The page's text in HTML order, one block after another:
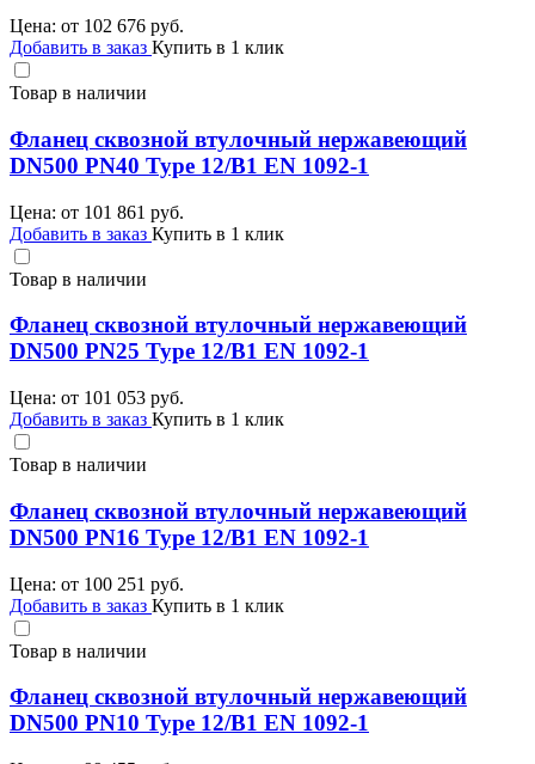
Цена: от 102 676 руб.
Добавить в заказ Купить в 1 клик
Товар в наличии
Фланец сквозной втулочный нержавеющий
DN500 PN40 Type 12/B1 EN 1092-1
Цена: от 101 861 руб.
Добавить в заказ Купить в 1 клик
Товар в наличии
Фланец сквозной втулочный нержавеющий
DN500 PN25 Type 12/B1 EN 1092-1
Цена: от 101 053 руб.
Добавить в заказ Купить в 1 клик
Товар в наличии
Фланец сквозной втулочный нержавеющий
DN500 PN16 Type 12/B1 EN 1092-1
Цена: от 100 251 руб.
Добавить в заказ Купить в 1 клик
Товар в наличии
Фланец сквозной втулочный нержавеющий
DN500 PN10 Type 12/B1 EN 1092-1